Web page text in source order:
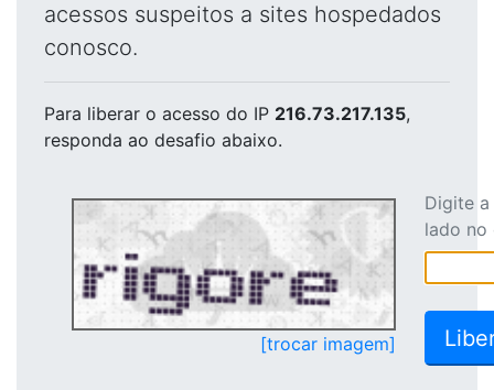
acessos suspeitos a sites hospedados
conosco.
Para liberar o acesso do IP 216.73.217.135,
responda ao desafio abaixo.
[trocar imagem]
Digite
lado no